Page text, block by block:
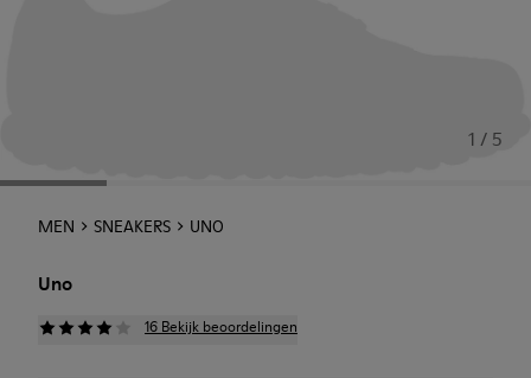
1 / 5
MEN SNEAKERS UNO
Uno
16 Bekijk beoordelingen